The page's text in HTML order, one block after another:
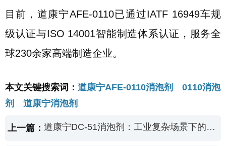
目前，道康宁AFE-0110已通过IATF 16949车规
级认证与ISO 14001智能制造体系认证，服务全
球230余家高端制造企业。
本文关键搜索词： 道康宁AFE-0110消泡剂 0110消泡
剂 道康宁消泡剂
上一篇： 道康宁DC-51消泡剂：工业复杂场景下的“全能消泡卫士”